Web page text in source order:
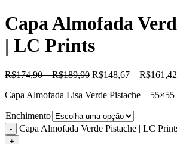
Capa Almofada
| LC Prints
R$174,90–R$189,90 R$148,67 – R$161,42
Capa Almofada Lisa Verde Pistache – 55×55
Enchimento
Capa Almofada Verde Pistache | LC